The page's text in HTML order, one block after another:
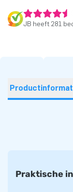
JB heeft 281
Praktische